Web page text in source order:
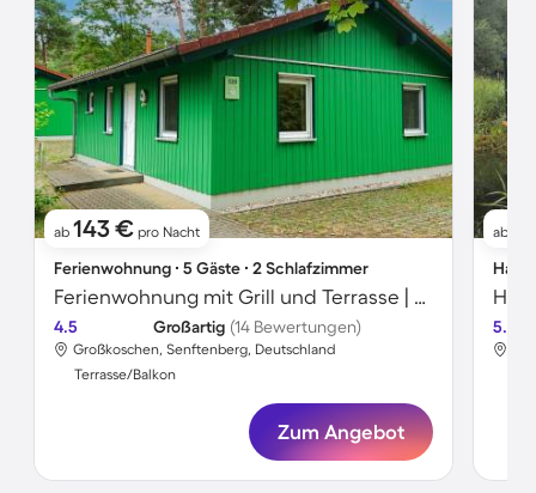
ab 143 € pro Nacht
Ferienwohnung ∙ 5 Gäste ∙ 2 Schlafzimmer
Ferienwohnung mit Grill und Terrasse | Seeblick
4.5 Großartig (14 Bewertungen)
Großkoschen, Senftenberg, Deutschland
Terrasse/Balkon
Zum Angebot
ab
5.0